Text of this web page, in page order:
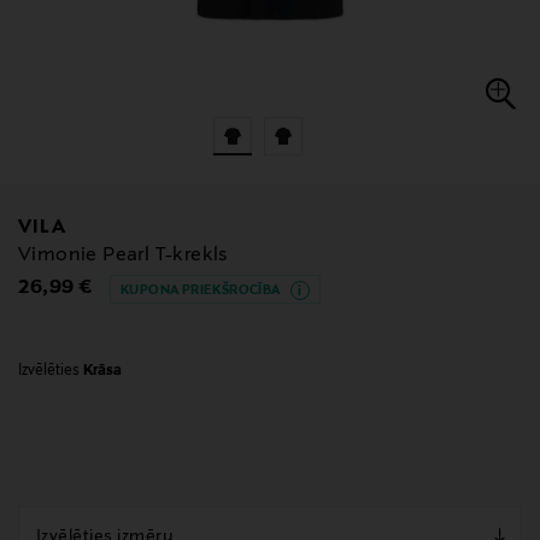
VILA
Vimonie Pearl T-krekls
Original Price
26,99 € KUPONA PRIEKŠROCĪBA
Izvēlēties Krāsa